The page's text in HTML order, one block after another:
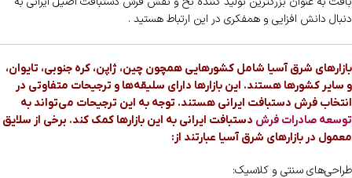
دنبال دانش افزایی و همفکری در این ارتباط هستید .
بازارهای شرق آسیا شامل کشورهایی همچون چین، ژاپن، کره جنوبی، تایوان،
و سایر کشورها هستند. این بازارها دارای سلیقه‌ها و ترجیحات متفاوتی در
انتخاب فرش دستبافت ایرانی هستند. توجه به این ترجیحات می‌تواند به
توسعه صادرات فرش دستبافت ایرانی به این بازارها کمک کند. برخی از سلایق
معمول در بازارهای شرق آسیا عبارتند از:
طراحی‌های سنتی و کلاسیک: